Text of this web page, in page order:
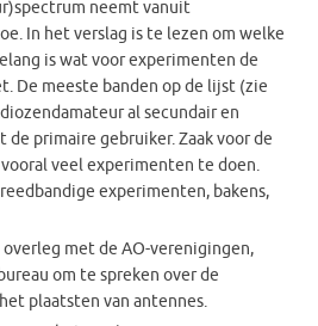
neemt vanuit
In het verslag is te lezen om welke
is wat voor experimenten de
De meeste banden op de lijst (zie
al secundair en
primaire gebruiker. Zaak voor de
veel experimenten te doen.
experimenten, bakens,
met de AO-verenigingen,
om te spreken over de
plaatsten van antennes.